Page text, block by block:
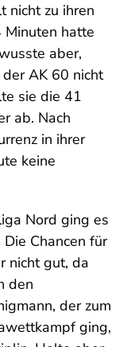
nicht zu ihren
Minuten hatte
aber,
AK 60 nicht
sie die 41
ab. Nach
in ihrer
keine
Nord ging es
Chancen für
nicht gut, da
den
der zum
ging,